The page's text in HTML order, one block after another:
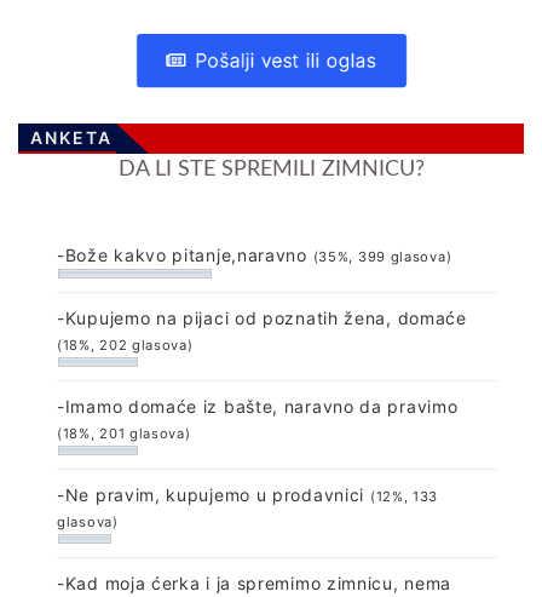
Pošalji vest ili oglas
ANKETA
DA LI STE SPREMILI ZIMNICU?
-Bože kakvo pitanje,naravno (35%, 399 glasova)
-Kupujemo na pijaci od poznatih žena, domaće
(18%, 202 glasova)
-Imamo domaće iz bašte, naravno da pravimo
(18%, 201 glasova)
-Ne pravim, kupujemo u prodavnici (12%, 133
glasova)
-Kad moja ćerka i ja spremimo zimnicu, nema